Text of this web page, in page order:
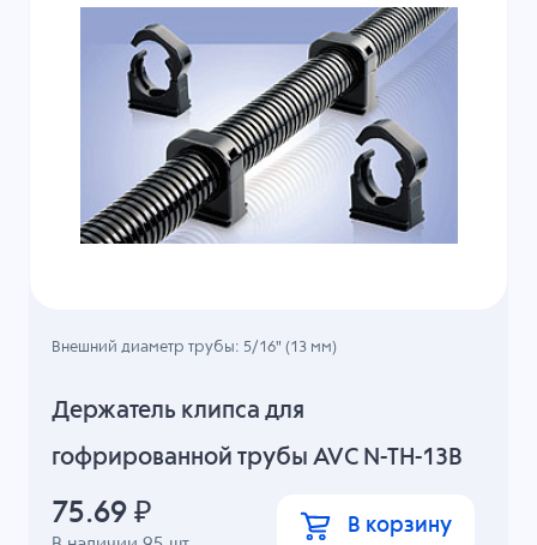
Держатель клипса для
гофрированной трубы AVC N-TH-13B
Внешний диаметр трубы: 5/16" (13 мм)
75.69 ₽ В корзину